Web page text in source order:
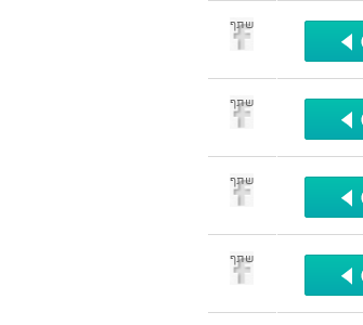
שתף
שתף
שתף
שתף